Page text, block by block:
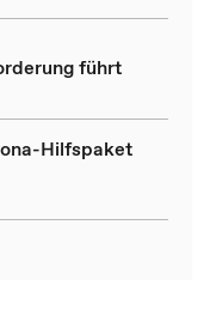
führt
Hilfspaket